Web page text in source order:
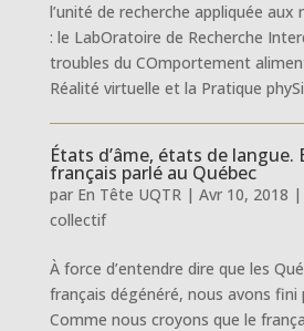
l’unité de recherche appliquée aux
: le LabOratoire de Recherche
troubles du COmportement
Réalité virtuelle et la Pratique
États d’âme, états de langue.
français parlé au Québec
par En Tête UQTR| Avr 10, 2018 |
collectif
À force d’entendre dire que les
français dégénéré, nous avons fini
Comme nous croyons que le